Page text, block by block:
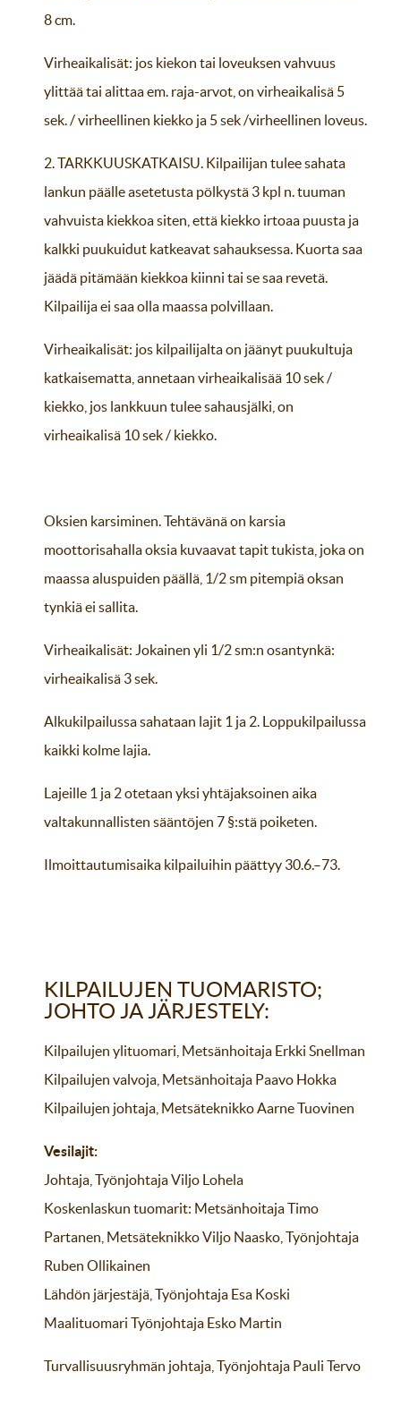
8 cm.
Virheaikalisät: jos kiekon tai loveuksen vahvuus
ylittää tai alittaa em. raja-arvot, on virheaikalisä 5
sek. / virheellinen kiekko ja 5 sek /virheellinen loveus.
2. TARKKUUSKATKAISU. Kilpailijan tulee sahata
lankun päälle asetetusta pölkystä 3 kpl n. tuuman
vahvuista kiekkoa siten, että kiekko irtoaa puusta ja
kalkki puukuidut katkeavat sahauksessa. Kuorta saa
jäädä pitämään kiekkoa kiinni tai se saa revetä.
Kilpailija ei saa olla maassa polvillaan.
Virheaikalisät: jos kilpailijalta on jäänyt puukultuja
katkaisematta, annetaan virheaikalisää 10 sek /
kiekko, jos lankkuun tulee sahausjälki, on
virheaikalisä 10 sek / kiekko.
Oksien karsiminen. Tehtävänä on karsia
moottorisahalla oksia kuvaavat tapit tukista, joka on
maassa aluspuiden päällä, 1/2 sm pitempiä oksan
tynkiä ei sallita.
Virheaikalisät: Jokainen yli 1/2 sm:n osantynkä:
virheaikalisä 3 sek.
Alkukilpailussa sahataan lajit 1 ja 2. Loppukilpailussa
kaikki kolme lajia.
Lajeille 1 ja 2 otetaan yksi yhtäjaksoinen aika
valtakunnallisten sääntöjen 7 §:stä poiketen.
Ilmoittautumisaika kilpailuihin päättyy 30.6.–73.
KILPAILUJEN TUOMARISTO;
JOHTO JA JÄRJESTELY:
Kilpailujen ylituomari, Metsänhoitaja Erkki Snellman
Kilpailujen valvoja, Metsänhoitaja Paavo Hokka
Kilpailujen johtaja, Metsäteknikko Aarne Tuovinen
Vesilajit:
Johtaja, Työnjohtaja Viljo Lohela
Koskenlaskun tuomarit: Metsänhoitaja Timo
Partanen, Metsäteknikko Viljo Naasko, Työnjohtaja
Ruben Ollikainen
Lähdön järjestäjä, Työnjohtaja Esa Koski
Maalituomari Työnjohtaja Esko Martin
Turvallisuusryhmän johtaja, Työnjohtaja Pauli Tervo